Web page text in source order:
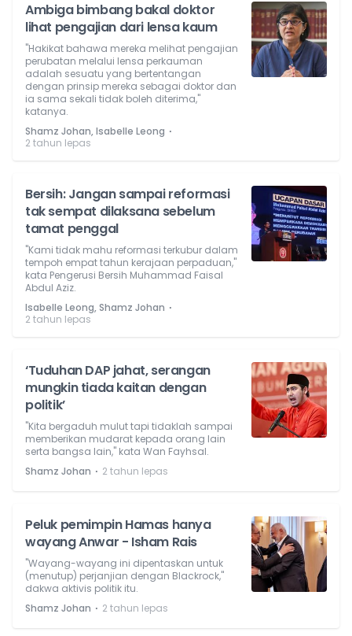
Ambiga bimbang bakal doktor
lihat pengajian dari lensa kaum
"Hakikat bahawa mereka melihat pengajian
perubatan melalui Iensa perkauman
adalah sesuatu yang bertentangan
dengan prinsip mereka sebagai doktor dan
ia sama sekali tidak boleh diterima,"
katanya.
Shamz Johan, Isabelle Leong ⋅
2 tahun lepas
Bersih: Jangan sampai reformasi
tak sempat dilaksana sebelum
tamat penggal
"Kami tidak mahu reformasi terkubur dalam
tempoh empat tahun kerajaan perpaduan,"
kata Pengerusi Bersih Muhammad Faisal
Abdul Aziz.
Isabelle Leong, Shamz Johan ⋅
2 tahun lepas
‘Tuduhan DAP jahat, serangan
mungkin tiada kaitan dengan
politik’
"Kita bergaduh mulut tapi tidaklah sampai
memberikan mudarat kepada orang lain
serta bangsa lain," kata Wan Fayhsal.
Shamz Johan ⋅ 2 tahun lepas
Peluk pemimpin Hamas hanya
wayang Anwar - Isham Rais
"Wayang-wayang ini dipentaskan untuk
(menutup) perjanjian dengan Blackrock,"
dakwa aktivis politik itu.
Shamz Johan ⋅ 2 tahun lepas